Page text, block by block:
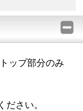
ップ部分のみ
さい。